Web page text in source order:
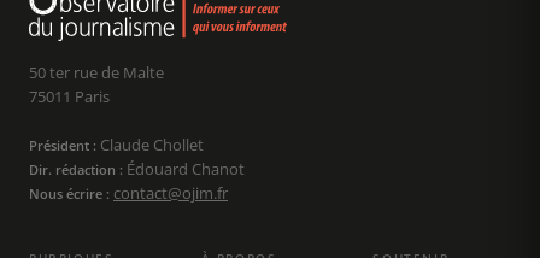
50 ter rue de Malte
75011 Paris
Président : Claude Chollet
Dir. rédaction : Édouard Chanot
Nous écrire : contact@ojim.fr